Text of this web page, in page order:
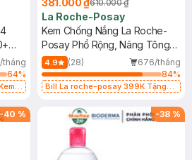
tháng
64%
381.000 ₫610.000 ₫
La Roche-Posay
Kem Chống Nắng La Roche-
Posay Phổ Rộng, Nâng Tông
Kiềm Dầu 50ml
4.9 (28)
676/tháng
84%
Bill La roche-posay 399K Tặng
(SL có hạn)
-40 % -38 %